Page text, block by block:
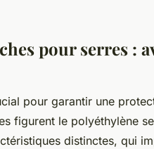
pour serres :
pour garantir une
figurent le polyéthylène
distinctes, qui